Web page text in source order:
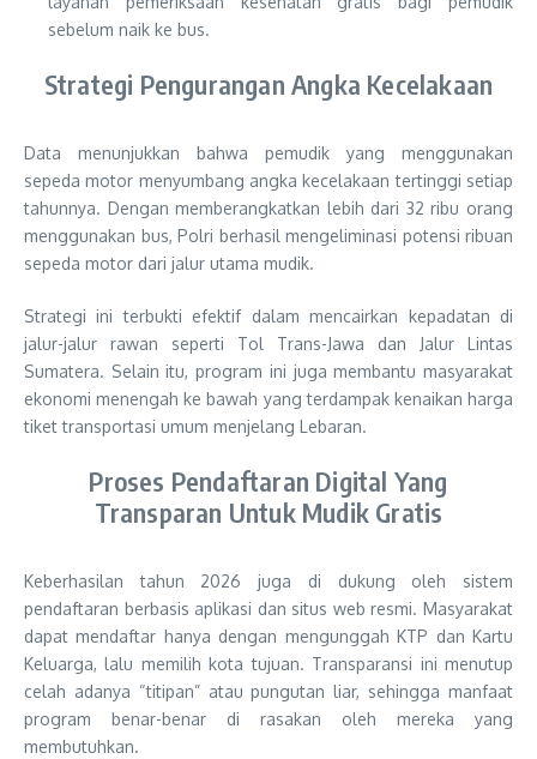
sebelum naik ke bus.
Strategi Pengurangan Angka Kecelakaan
Data menunjukkan bahwa pemudik yang menggunakan
sepeda motor menyumbang angka kecelakaan tertinggi setiap
tahunnya. Dengan memberangkatkan lebih dari 32 ribu orang
menggunakan bus, Polri berhasil mengeliminasi potensi ribuan
sepeda motor dari jalur utama mudik.
Strategi ini terbukti efektif dalam mencairkan kepadatan di
jalur-jalur rawan seperti Tol Trans-Jawa dan Jalur Lintas
Sumatera. Selain itu, program ini juga membantu masyarakat
ekonomi menengah ke bawah yang terdampak kenaikan harga
tiket transportasi umum menjelang Lebaran.
Proses Pendaftaran Digital Yang
Transparan Untuk Mudik Gratis
Keberhasilan tahun 2026 juga di dukung oleh sistem
pendaftaran berbasis aplikasi dan situs web resmi. Masyarakat
dapat mendaftar hanya dengan mengunggah KTP dan Kartu
Keluarga, lalu memilih kota tujuan. Transparansi ini menutup
celah adanya “titipan” atau pungutan liar, sehingga manfaat
program benar-benar di rasakan oleh mereka yang
membutuhkan.